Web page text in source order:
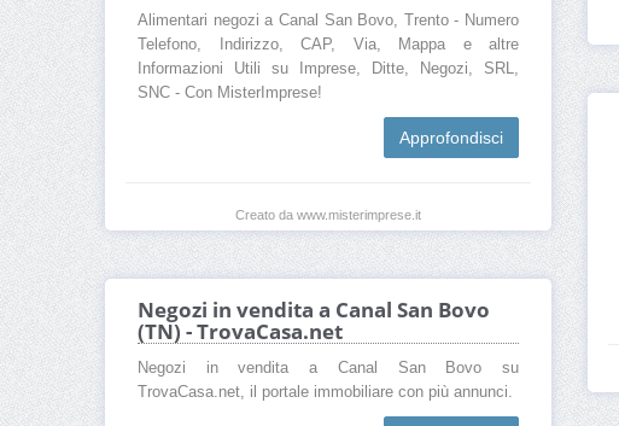
Alimentari negozi a Canal San Bovo, Trento - Numero
Telefono, Indirizzo, CAP, Via, Mappa e altre
Informazioni Utili su Imprese, Ditte, Negozi, SRL,
SNC - Con MisterImprese!
Approfondisci
Creato da www.misterimprese.it
Negozi in vendita a Canal San Bovo
(TN) - TrovaCasa.net
Negozi in vendita a Canal San Bovo su
TrovaCasa.net, il portale immobiliare con più annunci.